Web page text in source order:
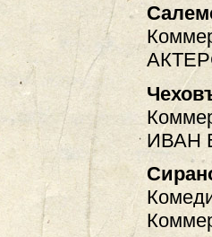
ИВАН